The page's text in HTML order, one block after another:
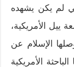
لم يكن يشهده
ييل الأمريكية،
الإسلام عن
الأمريكية